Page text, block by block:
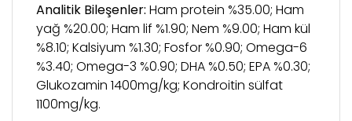
Analitik Bileşenler: Ham protein %35.00; Ham
yağ %20.00; Ham lif %1.90; Nem %9.00; Ham kül
%8.10; Kalsiyum %1.30; Fosfor %0.90; Omega-6
%3.40; Omega-3 %0.90; DHA %0.50; EPA %0.30;
Glukozamin 1400mg/kg; Kondroitin sülfat
1100mg/kg.